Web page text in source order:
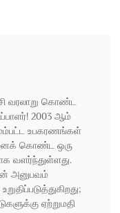
வரலாறு கொண்ட
2003 ஆம்
உபகரணங்கள்
கொண்ட ஒரு
வளர்ந்துள்ளது.
அனுபவம்
ஏற்றுமதி